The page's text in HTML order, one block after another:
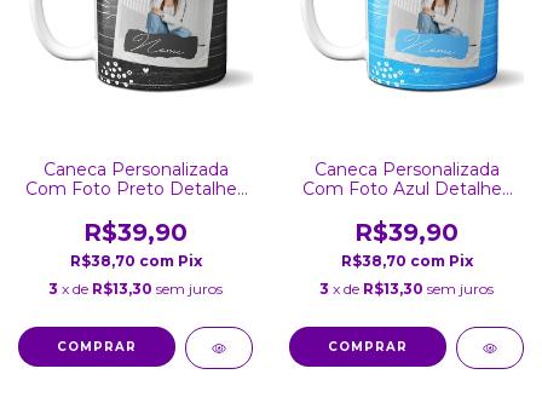
Caneca Personalizada
Com Foto Preto Detalhes
R$39,90
R$38,70 com Pix
3 x de R$13,30 sem juros
COMPRAR
Caneca Personalizada
Com Foto Azul Detalhes
R$39,90
R$38,70 com Pix
3 x de R$13,30 sem juros
COMPRAR